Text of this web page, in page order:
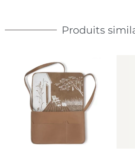
Produits